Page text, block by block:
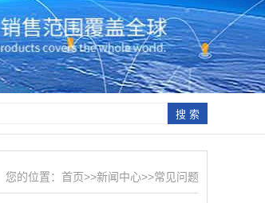
您的位置： 首页>>新闻中心>>常见问题